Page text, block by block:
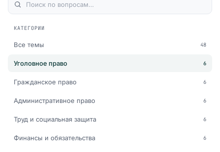
КАТЕГОРИИ
Все темы 48
Уголовное право 6
Гражданское право 6
Административное право 6
Труд и социальная защита 6
Финансы и обязательства 6